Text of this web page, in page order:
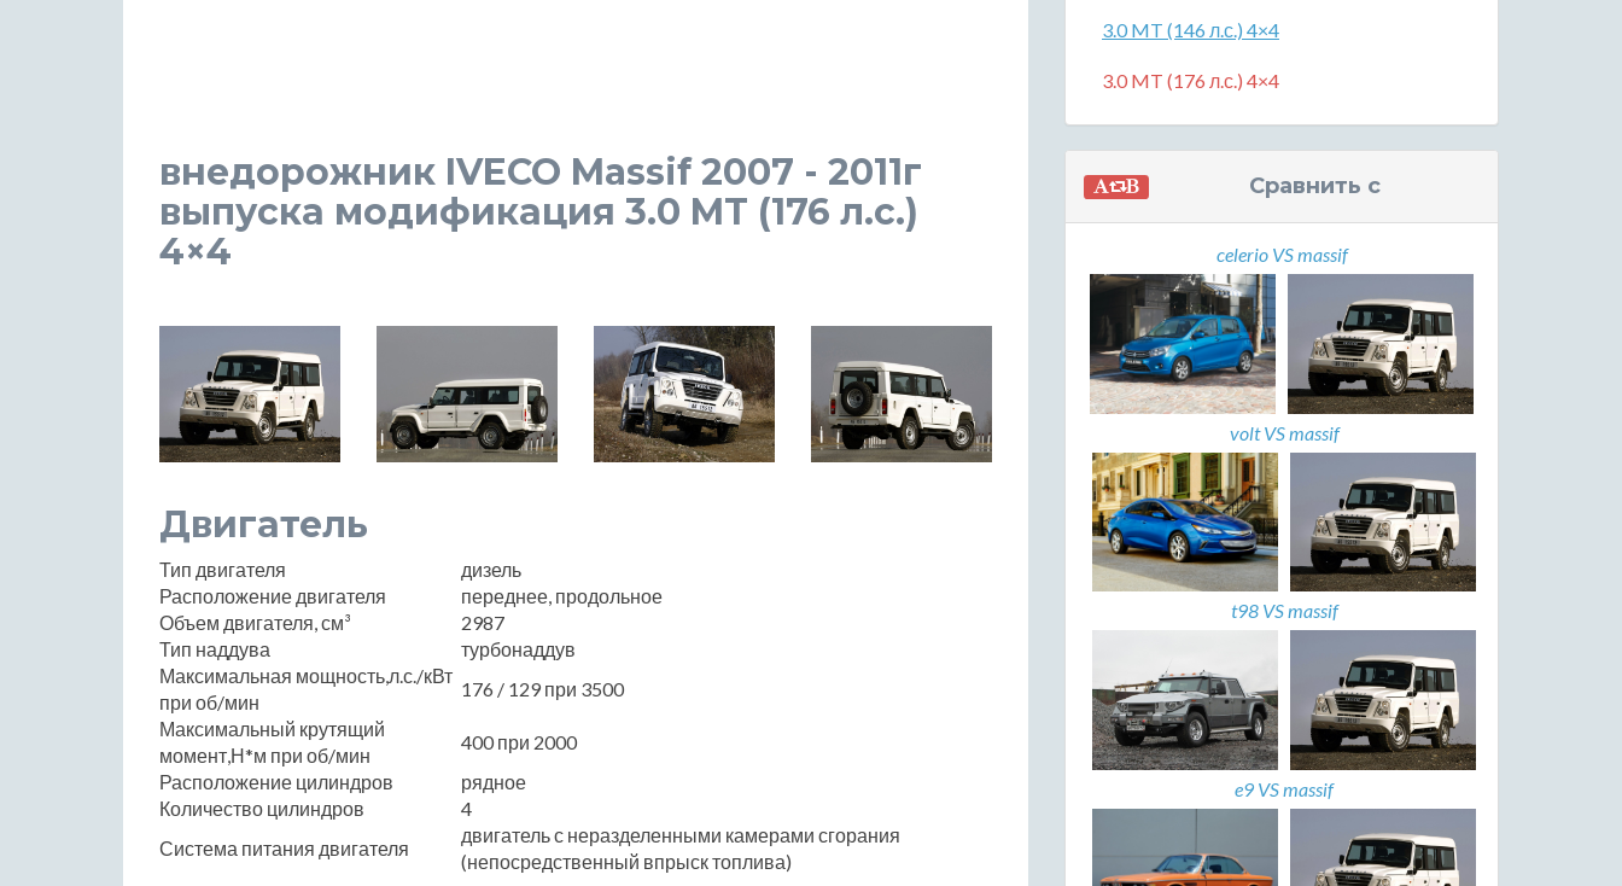
внедорожник IVECO Massif 2007 - 2011г
выпуска модификация 3.0 MT (176 л.с.)
4×4
Двигатель
Тип двигателя
дизель
Расположение двигателя
переднее, продольное
Объем двигателя, см³
2987
Тип наддува
турбонаддув
Максимальная мощность,л.с./кВт
при об/мин
176 / 129 при 3500
Максимальный крутящий
момент,Н*м при об/мин
400 при 2000
Расположение цилиндров
рядное
Количество цилиндров
4
Система питания двигателя
двигатель с неразделенными камерами сгорания
(непосредственный впрыск топлива)
3.0 MT (146 л.с.) 4×4
3.0 MT (176 л.с.) 4×4
Сравнить с
celerio VS massif
volt VS massif
t98 VS massif
e9 VS massif